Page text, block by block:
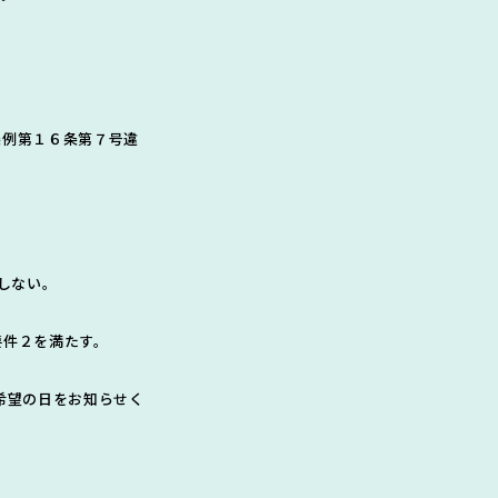
第１６条第７号違
い。
２を満たす。
の日をお知らせく